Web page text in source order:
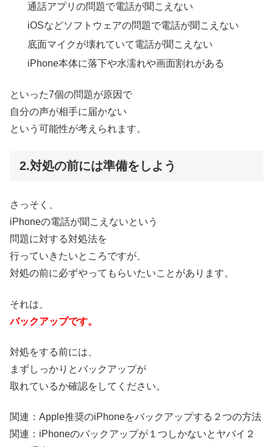
通話アプリの問題で電話が聞こえない
iOSなどソフトウェアの問題で電話が聞こえない
底面マイクが壊れていて電話が聞こえない
iPhone本体に落下や水濡れや画面割れがある
といった7個の問題が原因で
自分の声が相手に届かない
という可能性が考えられます。
2.対処の前には準備をしよう
さっそく、
iPhoneの電話が聞こえないという
問題に対する対処法を
行っていきたいところですが、
対処の前に必ずやってもらいたいことがあります。
それは、
バックアップです。
対処をする前には、
まずしっかりとバックアップが
取れているか確認をしてください。
関連： Apple推奨のiPhoneをバックアップする２つの方法
関連： iPhoneのバックアップが１つしかないとヤバイ２